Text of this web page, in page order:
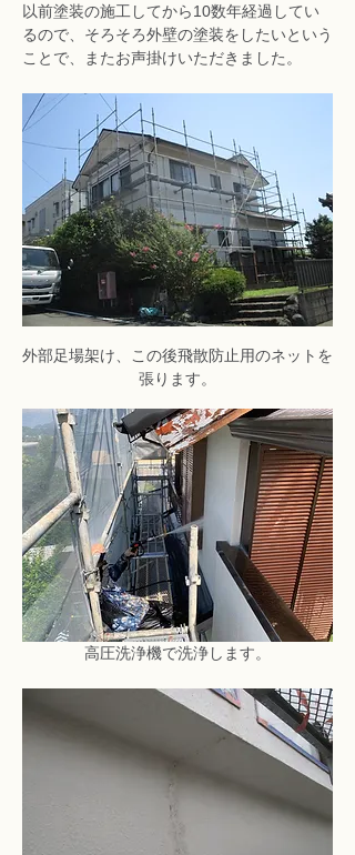
以前塗装の施工してから10数年経過してい
るので、そろそろ外壁の塗装をしたいという
ことで、またお声掛けいただきました。
外部足場架け、この後飛散防止用のネットを
張ります。
高圧洗浄機で洗浄します。